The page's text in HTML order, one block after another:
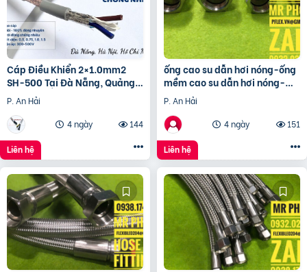
Cáp Điều Khiển 2×1.0mm2
SH-500 Tại Đà Nẵng, Quảng
Ngãi– Chiết Khấu Cao
P. An Hải
4 ngày
144
Liên hệ
ống cao su dẫn hơi nóng-ống
mềm cao su dẫn hơi nóng-
ống mềm cao su chịu nhiệt-
ống dẫn hơi nóng
P. An Hải
4 ngày
151
Liên hệ